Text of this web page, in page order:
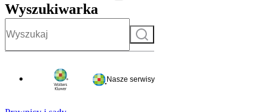
Wyszukiwarka
Szukaj
Nasze serwisy